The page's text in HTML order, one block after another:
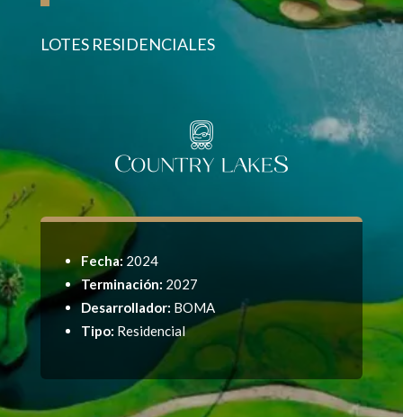
LOTES RESIDENCIALES
Fecha:2024
Terminación: 2027
Desarrollador: BOMA
Tipo: Residencial